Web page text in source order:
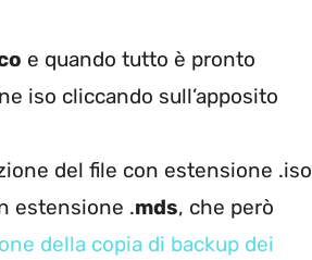
e quando tutto è pronto
iso cliccando sull’apposito
del file con estensione .iso
estensione .mds, che però
della copia di backup dei